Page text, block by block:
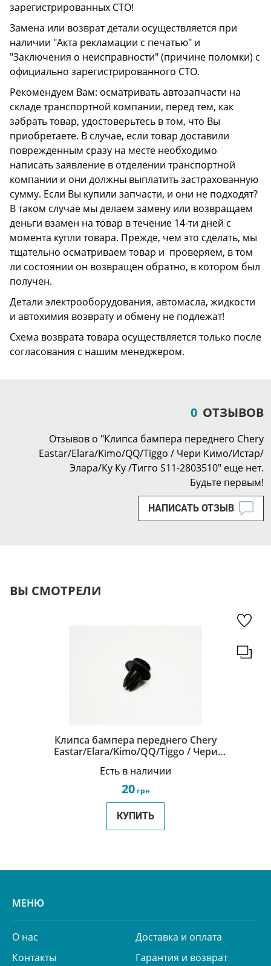
зарегистрированных СТО!
Замена или возврат детали осуществляется при
наличии "Акта рекламации с печатью" и
"Заключения о неисправности" (причине поломки) с
официально зарегистрированного СТО.
Рекомендуем Вам: осматривать автозапчасти на
складе транспортной компании, перед тем, как
забрать товар, удостоверьтесь в том, что Вы
приобретаете. В случае, если товар доставили
поврежденным сразу на месте необходимо
написать заявление в отделении транспортной
компании и они должны выплатить застрахованную
сумму. Если Вы купили запчасти, и они не подходят?
В таком случае мы делаем замену или возвращаем
деньги взамен на товар в течение 14-ти дней с
момента купли товара. Прежде, чем это сделать, мы
тщательно осматриваем товар и проверяем, в том
ли состоянии он возвращен обратно, в котором был
получен.
Детали электрооборудования, автомасла, жидкости
и автохимия возврату и обмену не подлежат!
Схема возврата товара осуществляется только после
согласования с нашим менеджером.
0 ОТЗЫВОВ
Отзывов о "Клипса бампера переднего Chery
Eastar/Elara/Kimo/QQ/Tiggo / Чери Кимо/Истар/
Элара/Ку Ку /Тигго S11-2803510" еще нет.
Будьте первым!
НАПИСАТЬ ОТЗЫВ
ВЫ СМОТРЕЛИ
Клипса бампера переднего Chery
Eastar/Elara/Kimo/QQ/Tiggo / Чери
2803510
Есть в наличии
20грн
КУПИТЬ
МЕНЮ
О нас
Доставка и оплата
Контакты
Гарантия и возврат